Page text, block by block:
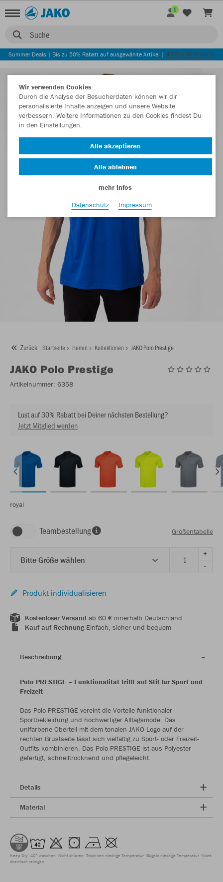
Suche
1
Summer Deals | Bis zu 50% Rabatt auf ausgewählte Artikel | JETZT ENTDECKEN
Zurück Startseite Herren Kollektionen JAKO Polo Prestige
JAKO Polo Prestige
Artikelnummer: 6358
Lust auf 30% Rabatt bei Deiner nächsten Bestellung?
Jetzt Mitglied werden
royal
Teambestellung Größentabelle
Bitte Größe wählen
+
-
Produkt individualisieren
Kostenloser Versand ab 60 € innerhalb Deutschland
Kauf auf RechnungEinfach, sicher und bequem
Beschreibung
Polo PRESTIGE – Funktionalität trifft auf Stil für Sport und
Freizeit
Das Polo PRESTIGE vereint die Vorteile funktionaler
Sportbekleidung und hochwertiger Alltagsmode. Das
unifarbene Oberteil mit dem tonalen JAKO Logo auf der
rechten Brustseite lässt sich vielfältig zu Sport- oder Freizeit-
Outfits kombinieren. Das Polo PRESTIGE ist aus Polyester
gefertigt, schnelltrocknend und pflegeleicht.
Details
Material
Keep Dry 40° waschen Nicht chloren Trocknen niedrige Temperatur Bügeln niedrige Temperatur Nicht
chemisch reinigen
Wir verwenden Cookies
Durch die Analyse der Besucherdaten können wir dir
personalisierte Inhalte anzeigen und unsere Website
verbessern. Weitere Informationen zu den Cookies findest Du
in den Einstellungen.
Alle akzeptieren
Alle ablehnen
mehr Infos
Datenschutz
Impressum